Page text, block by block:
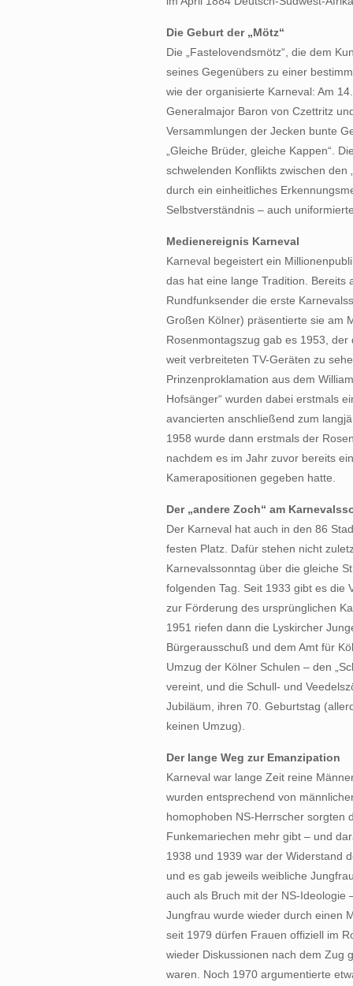
Die Geburt der „Mötz“
Die „Fastelovendsmötz“, die dem
seines Gegenübers zu einer
wie der organisierte Karneval: Am
Generalmajor Baron von Czettritz
Versammlungen der Jecken bunte
„Gleiche Brüder, gleiche Kappen“.
schwelenden Konflikts zwischen den
durch ein einheitliches
Selbstverständnis – auch
Medienereignis Karneval
Karneval begeistert ein
das hat eine lange Tradition. Bereits
Rundfunksender die erste
Großen Kölner) präsentierte sie am
Rosenmontagszug gab es 1953,
weit verbreiteten TV-Geräten zu
Prinzenproklamation aus dem
Hofsänger“ wurden dabei erstmals
avancierten anschließend zum
1958 wurde dann erstmals der
nachdem es im Jahr zuvor bereits
Kamerapositionen gegeben hatte.
Der „andere Zoch“ am
Der Karneval hat auch in den 86
festen Platz. Dafür stehen nicht
Karnevalssonntag über die gleiche
folgenden Tag. Seit 1933 gibt es die
zur Förderung des ursprünglichen
1951 riefen dann die Lyskircher
Bürgerausschuß und dem Amt für
Umzug der Kölner Schulen – den
vereint, und die Schull- und
Jubiläum, ihren 70. Geburtstag
keinen Umzug).
Der lange Weg zur Emanzipation
Karneval war lange Zeit reine
wurden entsprechend von
homophoben NS-Herrscher sorgten
Funkemariechen mehr gibt – und
1938 und 1939 war der Widerstand
und es gab jeweils weibliche
auch als Bruch mit der NS-Ideologie
Jungfrau wurde wieder durch einen
seit 1979 dürfen Frauen offiziell im
wieder Diskussionen nach dem Zug
waren. Noch 1970 argumentierte